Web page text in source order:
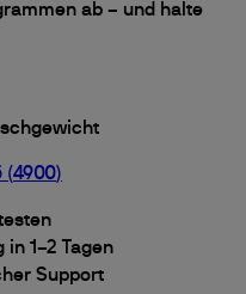
ab – und halte
(4900)
1–2 Tagen
Support